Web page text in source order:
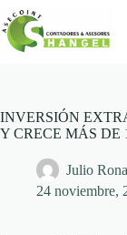
Skip
to
content
INVERSIÓN
Y CRECE MÁS DE
Julio
24 noviembre,